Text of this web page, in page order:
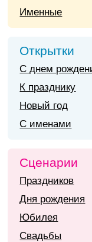
Именные
Открытки
С днем
К празднику
Новый год
С именами
Сценарии
Праздников
Дня рождения
Юбилея
Свадьбы